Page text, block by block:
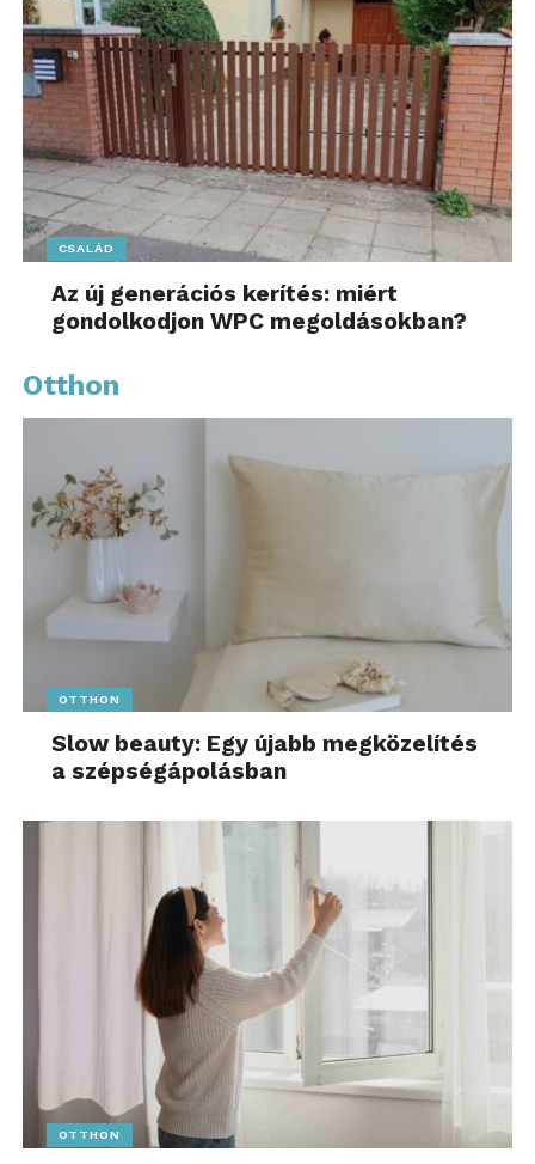
CSALÁD
Az új generációs kerítés: miért
gondolkodjon WPC megoldásokban?
Otthon
OTTHON
Slow beauty: Egy újabb megközelítés
a szépségápolásban
OTTHON